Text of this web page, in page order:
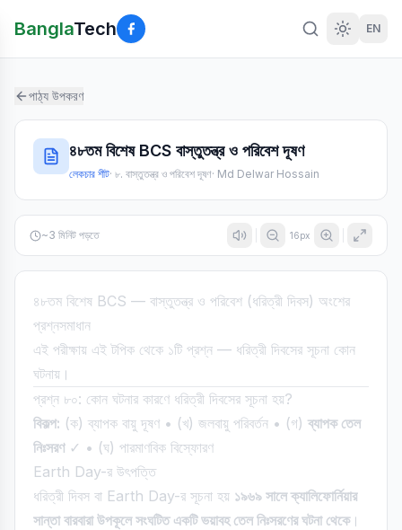
BanglaTech EN
পাঠ্য উপকরণ
৪৮তম বিশেষ BCS বাস্তুতন্ত্র ও পরিবেশ দূষণ
লেকচার শীট· ৮. বাস্তুতন্ত্র ও পরিবেশ দূষণ· Md Delwar Hossain
~3 মিনিট পড়তে 16px
৪৮তম বিশেষ BCS — বাস্তুতন্ত্র ও পরিবেশ (ধরিত্রী দিবস) অংশের
প্রশ্নসমাধান
এই পরীক্ষায় এই টপিক থেকে ১টি প্রশ্ন — ধরিত্রী দিবসের সূচনা কোন
ঘটনায়।
প্রশ্ন ৮০: কোন ঘটনার কারণে ধরিত্রী দিবসের সূচনা হয়?
বিকল্প: (ক) ব্যাপক বায়ু দূষণ • (খ) জলবায়ু পরিবর্তন • (গ) ব্যাপক তেল
নিঃসরণ✓ • (ঘ) পারমাণবিক বিস্ফোরণ
Earth Day-র উৎপত্তি
ধরিত্রী দিবস বা Earth Day-র সূচনা হয় ১৯৬৯ সালে ক্যালিফোর্নিয়ার
সান্তা বারবারা উপকূলে সংঘটিত একটি ভয়াবহ তেল নিঃসরণের ঘটনা থেকে।